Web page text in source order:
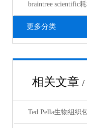
braintree scientific
更多分类
相关文章 /